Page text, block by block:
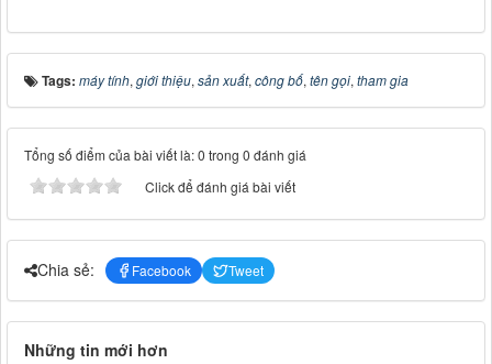
Tags: máy tính, giới thiệu, sản xuất, công bố, tên gọi, tham gia
Tổng số điểm của bài viết là: 0 trong 0 đánh giá
Click để đánh giá bài viết
Chia sẻ: Facebook Tweet
Những tin mới hơn